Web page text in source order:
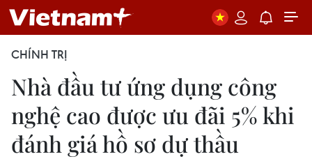
CHÍNH TRỊ
Nhà đầu tư ứng dụng công
nghệ cao được ưu đãi 5% khi
đánh giá hồ sơ dự thầu